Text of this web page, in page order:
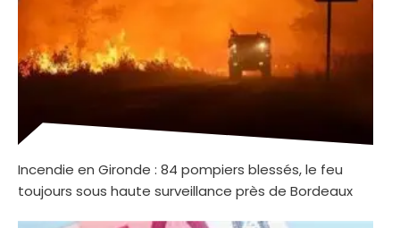
Incendie en Gironde : 84 pompiers blessés, le feu
toujours sous haute surveillance près de Bordeaux